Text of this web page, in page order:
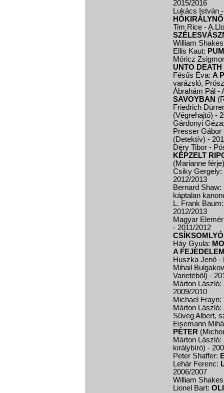
2015/2016
Lukács István
HÓKIRÁLYNŐ
Tim Rice -
William
Ellis Kaut:
Móricz
UNTO DEATH
Fésűs Éva: A
varázsló,
Ábrahám Pál -
SAVOYBAN
Friedrich
(Végrehajtó) -
Gárdonyi
Presser
(Detektív) -
Déry Tibor -
KÉPZELT
(Marianne
Csiky Gergely:
2012/2013
Bernard Shaw:
káptalan
L. Frank
2012/2013
Magyar
- 2011/2012
Háy Gyula:
A
Huszka Jenő
Mihail
Varietéből) -
Márton László:
2009/2010
Michael Frayn:
Márton László:
Süveg Albert,
Eisemann
PÉTER
Márton László:
királybíró) -
Peter Shaffer:
Lehár Ferenc:
2006/2007
William
Lionel Bart: